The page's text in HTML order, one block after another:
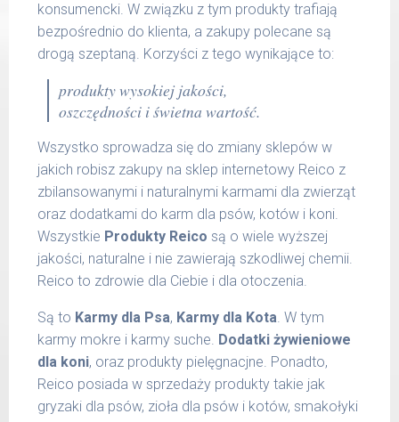
konsumencki. W związku z tym produkty trafiają
bezpośrednio do klienta, a zakupy polecane są
drogą szeptaną. Korzyści z tego wynikające to:
produkty wysokiej jakości,
oszczędności i świetna wartość.
Wszystko sprowadza się do zmiany sklepów w
jakich robisz zakupy na sklep internetowy Reico z
zbilansowanymi i naturalnymi karmami dla zwierząt
oraz dodatkami do karm dla psów, kotów i koni.
Wszystkie Produkty Reico są o wiele wyższej
jakości, naturalne i nie zawierają szkodliwej chemii.
Reico to zdrowie dla Ciebie i dla otoczenia.
Są to Karmy dla Psa, Karmy dla Kota. W tym
karmy mokre i karmy suche. Dodatki żywieniowe
dla koni, oraz produkty pielęgnacjne. Ponadto,
Reico posiada w sprzedaży produkty takie jak
gryzaki dla psów, zioła dla psów i kotów, smakołyki